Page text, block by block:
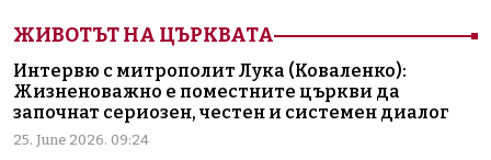
ЖИВОТЪТ НА ЦЪРКВАТА
Интервю с митрополит Лука (Коваленко):
Жизненоважно е поместните църкви да
започнат сериозен, честен и системен диалог
25. June 2026. 09:24